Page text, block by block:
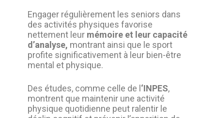
Engager régulièrement les seniors dans
des activités physiques favorise
nettement leur mémoire et leur capacité
d’analyse, montrant ainsi que le sport
profite significativement à leur bien-être
mental et physique.
Des études, comme celle de l‘INPES,
montrent que maintenir une activité
physique quotidienne peut ralentir le